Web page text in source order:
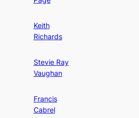
Keith
Richards
Stevie Ray
Vaughan
Francis
Cabrel